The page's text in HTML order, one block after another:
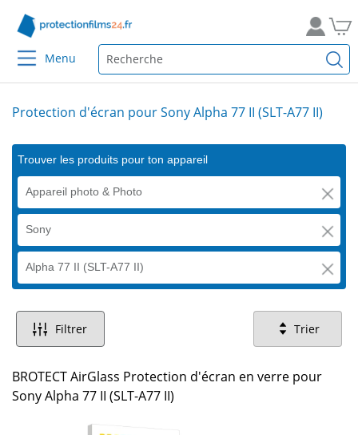
Menu
Protection d'écran pour Sony Alpha 77 II (SLT-A77 II)
Trouver les produits pour ton appareil
Appareil photo & Photo
Sony
Alpha 77 II (SLT-A77 II)
Filtrer Trier
BROTECT AirGlass Protection d'écran en verre pour
Sony Alpha 77 II (SLT-A77 II)